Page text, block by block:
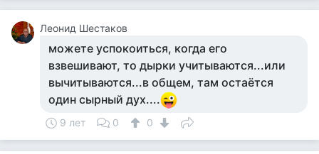
Леонид Шестаков
можете успокоиться, когда его
взвешивают, то дырки учитываются...или
вычитываются...в общем, там остаётся
один сырный дух....
9 лет 0 0